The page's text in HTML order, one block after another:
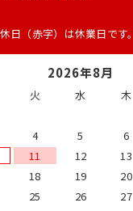
日（赤字）は休業日です。
2026年8月
火 水 木
4 5 6
11 12 13
18 19 20
25 26 27